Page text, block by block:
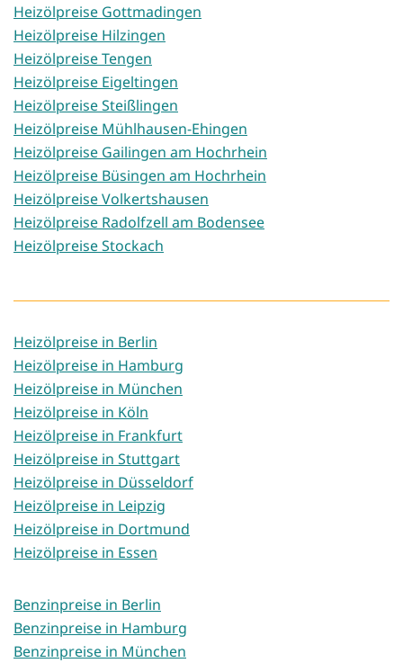
Heizölpreise Gottmadingen
Heizölpreise Hilzingen
Heizölpreise Tengen
Heizölpreise Eigeltingen
Heizölpreise Steißlingen
Heizölpreise Mühlhausen-Ehingen
Heizölpreise Gailingen am Hochrhein
Heizölpreise Büsingen am Hochrhein
Heizölpreise Volkertshausen
Heizölpreise Radolfzell am Bodensee
Heizölpreise Stockach
Heizölpreise in Berlin
Heizölpreise in Hamburg
Heizölpreise in München
Heizölpreise in Köln
Heizölpreise in Frankfurt
Heizölpreise in Stuttgart
Heizölpreise in Düsseldorf
Heizölpreise in Leipzig
Heizölpreise in Dortmund
Heizölpreise in Essen
Benzinpreise in Berlin
Benzinpreise in Hamburg
Benzinpreise in München